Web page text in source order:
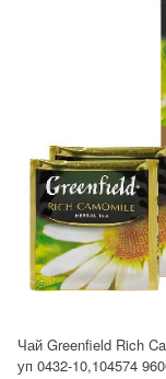
Чай Greenfield Rich
уп 0432-10,104574